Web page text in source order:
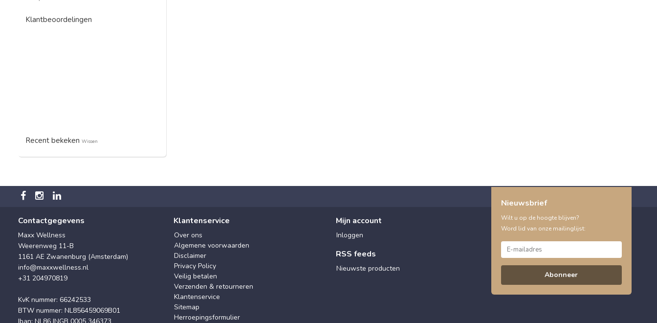
Klantbeoordelingen
Recent bekeken Wissen
Contactgegevens
Maxx Wellness
Weerenweg 11-B
1161 AE Zwanenburg (Amsterdam)
info@maxxwellness.nl
+31 204970819
KvK nummer: 66242533
BTW nummer: NL856459069B01
Iban: NL86 INGB 0005 346373
Klantenservice
Over ons
Algemene voorwaarden
Disclaimer
Privacy Policy
Veilig betalen
Verzenden & retourneren
Klantenservice
Sitemap
Herroepingsformulier
Mijn account
Inloggen
RSS feeds
Nieuwste producten
Nieuwsbrief
Wilt u op de hoogte blijven?
Word lid van onze mailinglijst:
Abonneer